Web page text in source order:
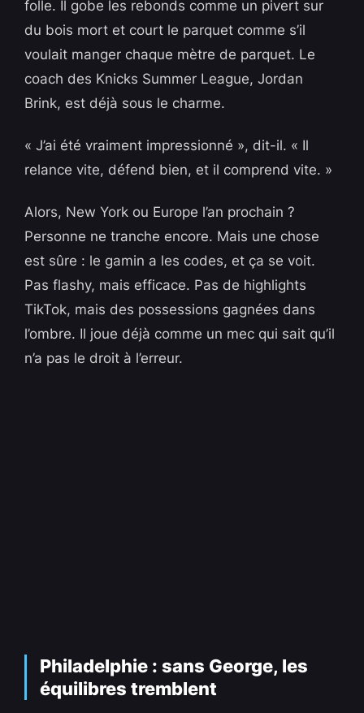
folle. Il gobe les rebonds comme un pivert sur
du bois mort et court le parquet comme s’il
voulait manger chaque mètre de parquet. Le
coach des Knicks Summer League, Jordan
Brink, est déjà sous le charme.
« J’ai été vraiment impressionné », dit-il. « Il
relance vite, défend bien, et il comprend vite. »
Alors, New York ou Europe l’an prochain ?
Personne ne tranche encore. Mais une chose
est sûre : le gamin a les codes, et ça se voit.
Pas flashy, mais efficace. Pas de highlights
TikTok, mais des possessions gagnées dans
l’ombre. Il joue déjà comme un mec qui sait qu’il
n’a pas le droit à l’erreur.
Philadelphie : sans George, les
équilibres tremblent